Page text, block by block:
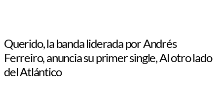
Querido, la banda liderada por Andrés
Ferreiro, anuncia su primer single, Al otro lado
del Atlántico